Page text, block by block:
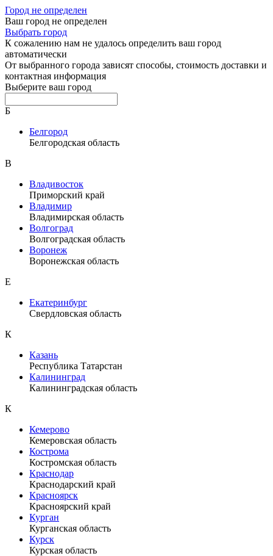
Город не определен
Ваш город не определен
Выбрать город
К сожалению нам не удалось определить ваш город
автоматически
От выбранного города зависят способы, стоимость доставки и
контактная информация
Выберите ваш город
Б
Белгород
Белгородская область
В
Владивосток
Приморский край
Владимир
Владимирская область
Волгоград
Волгоградская область
Воронеж
Воронежская область
Е
Екатеринбург
Свердловская область
К
Казань
Республика Татарстан
Калининград
Калининградская область
К
Кемерово
Кемеровская область
Кострома
Костромская область
Краснодар
Краснодарский край
Красноярск
Красноярский край
Курган
Курганская область
Курск
Курская область